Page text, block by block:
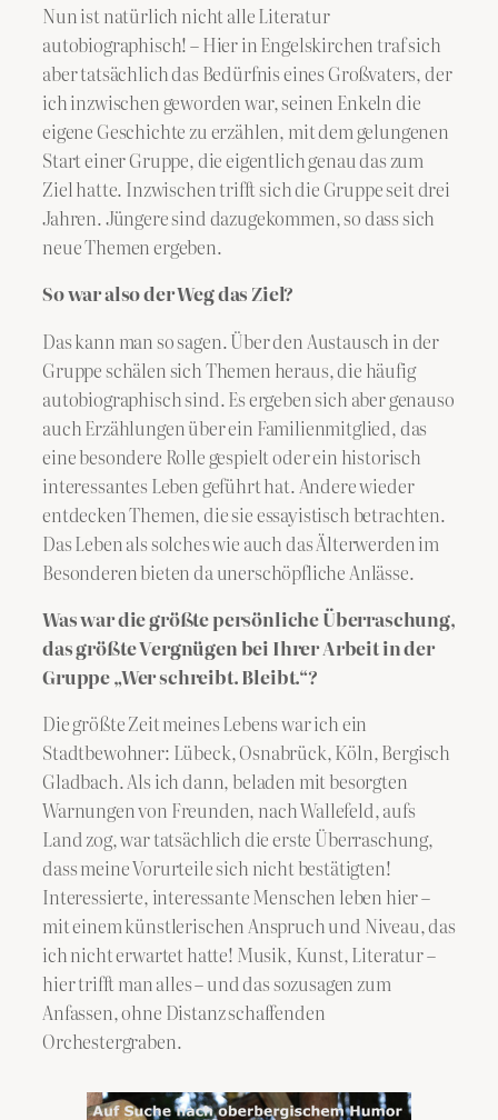
Nun ist natürlich nicht alle Literatur
autobiographisch! – Hier in Engelskirchen traf sich
aber tatsächlich das Bedürfnis eines Großvaters, der
ich inzwischen geworden war, seinen Enkeln die
eigene Geschichte zu erzählen, mit dem gelungenen
Start einer Gruppe, die eigentlich genau das zum
Ziel hatte. Inzwischen trifft sich die Gruppe seit drei
Jahren. Jüngere sind dazugekommen, so dass sich
neue Themen ergeben.
So war also der Weg das Ziel?
Das kann man so sagen. Über den Austausch in der
Gruppe schälen sich Themen heraus, die häufig
autobiographisch sind. Es ergeben sich aber genauso
auch Erzählungen über ein Familienmitglied, das
eine besondere Rolle gespielt oder ein historisch
interessantes Leben geführt hat. Andere wieder
entdecken Themen, die sie essayistisch betrachten.
Das Leben als solches wie auch das Älterwerden im
Besonderen bieten da unerschöpfliche Anlässe.
Was war die größte persönliche Überraschung,
das größte Vergnügen bei Ihrer Arbeit in der
Gruppe „Wer schreibt. Bleibt.“?
Die größte Zeit meines Lebens war ich ein
Stadtbewohner: Lübeck, Osnabrück, Köln, Bergisch
Gladbach. Als ich dann, beladen mit besorgten
Warnungen von Freunden, nach Wallefeld, aufs
Land zog, war tatsächlich die erste Überraschung,
dass meine Vorurteile sich nicht bestätigten!
Interessierte, interessante Menschen leben hier –
mit einem künstlerischen Anspruch und Niveau, das
ich nicht erwartet hatte! Musik, Kunst, Literatur –
hier trifft man alles – und das sozusagen zum
Anfassen, ohne Distanz schaffenden
Orchestergraben.